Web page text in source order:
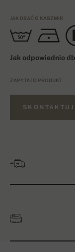
JAK DBAĆ O KASZMIR
Jak odpowiednio
ZAPYTAJ O PRODUKT